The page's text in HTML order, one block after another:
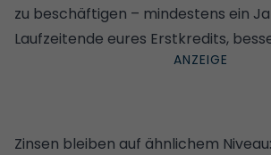
zu beschäftigen – mindestens ein
Laufzeitende eures Erstkredits,
Zinsen bleiben auf ähnlichem